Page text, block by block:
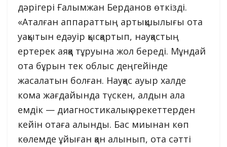
дәрігері Ғалымжан Берданов өткізді.
«Аталған аппараттың артықшылығы ота
уақытын едәуір қысқартып, науқастың
ертерек аяққа тұруына жол береді. Мұндай
ота бұрын тек облыс деңгейінде
жасалатын болған. Науқас ауыр халде
кома жағдайында түскен, алдын ала
емдік — диагностикалық әрекеттерден
кейін отаға алынды. Бас миынан көп
көлемде ұйыған қан алынып, ота сәтті